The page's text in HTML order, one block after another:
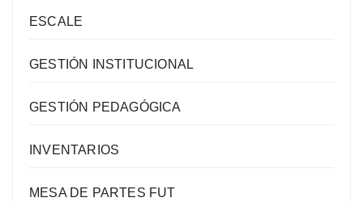
ESCALE
GESTIÓN INSTITUCIONAL
GESTIÓN PEDAGÓGICA
INVENTARIOS
MESA DE PARTES FUT